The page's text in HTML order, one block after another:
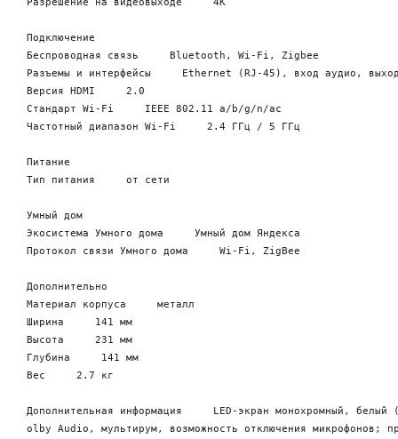
Подключение
Беспроводная связь     Bluetooth, Wi-Fi, Zigbee
Разъемы и интерфейсы     Ethernet (RJ-45), вход аудио, выход
Версия HDMI     2.0
Стандарт Wi-Fi     IEEE 802.11 a/b/g/n/ac
Частотный диапазон Wi-Fi     2.4 ГГц / 5 ГГц
Питание
Тип питания     от сети
Умный дом
Экосистема Умного дома     Умный дом Яндекса
Протокол связи Умного дома     Wi-Fi, ZigBee
Дополнительно
Материал корпуса     металл
Ширина     141 мм
Высота     231 мм
Глубина     141 мм
Вес     2.7 кг
Дополнительная информация     LED-экран монохромный, белый
olby Audio, мультирум, возможность отключения микрофонов;